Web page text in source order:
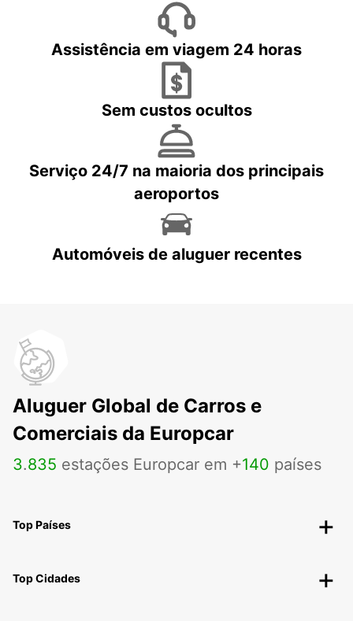
Assistência em viagem 24 horas
Sem custos ocultos
Serviço 24/7 na maioria dos principais
aeroportos
Automóveis de aluguer recentes
Aluguer Global de Carros e
Comerciais da Europcar
3.835 estações Europcar em +140 países
Top Países
Top Cidades